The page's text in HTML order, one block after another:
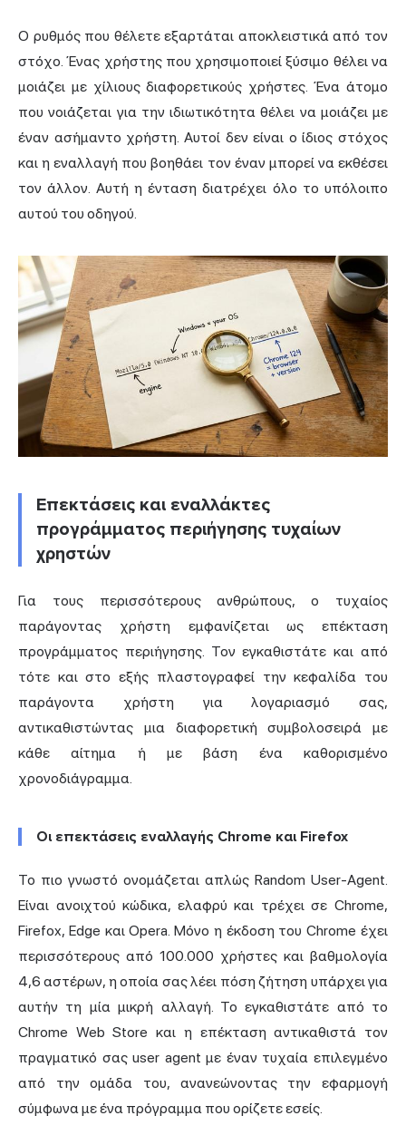
Ο ρυθμός που θέλετε εξαρτάται αποκλειστικά από τον
στόχο. Ένας χρήστης που χρησιμοποιεί ξύσιμο θέλει να
μοιάζει με χίλιους διαφορετικούς χρήστες. Ένα άτομο
που νοιάζεται για την ιδιωτικότητα θέλει να μοιάζει με
έναν ασήμαντο χρήστη. Αυτοί δεν είναι ο ίδιος στόχος
και η εναλλαγή που βοηθάει τον έναν μπορεί να εκθέσει
τον άλλον. Αυτή η ένταση διατρέχει όλο το υπόλοιπο
αυτού του οδηγού.
Επεκτάσεις και εναλλάκτες
προγράμματος περιήγησης τυχαίων
χρηστών
Για τους περισσότερους ανθρώπους, ο τυχαίος
παράγοντας χρήστη εμφανίζεται ως επέκταση
προγράμματος περιήγησης. Τον εγκαθιστάτε και από
τότε και στο εξής πλαστογραφεί την κεφαλίδα του
παράγοντα χρήστη για λογαριασμό σας,
αντικαθιστώντας μια διαφορετική συμβολοσειρά με
κάθε αίτημα ή με βάση ένα καθορισμένο
χρονοδιάγραμμα.
Οι επεκτάσεις εναλλαγής Chrome και Firefox
Το πιο γνωστό ονομάζεται απλώς Random User-Agent.
Είναι ανοιχτού κώδικα, ελαφρύ και τρέχει σε Chrome,
Firefox, Edge και Opera. Μόνο η έκδοση του Chrome έχει
περισσότερους από 100.000 χρήστες και βαθμολογία
4,6 αστέρων, η οποία σας λέει πόση ζήτηση υπάρχει για
αυτήν τη μία μικρή αλλαγή. Το εγκαθιστάτε από το
Chrome Web Store και η επέκταση αντικαθιστά τον
πραγματικό σας user agent με έναν τυχαία επιλεγμένο
από την ομάδα του, ανανεώνοντας την εφαρμογή
σύμφωνα με ένα πρόγραμμα που ορίζετε εσείς.